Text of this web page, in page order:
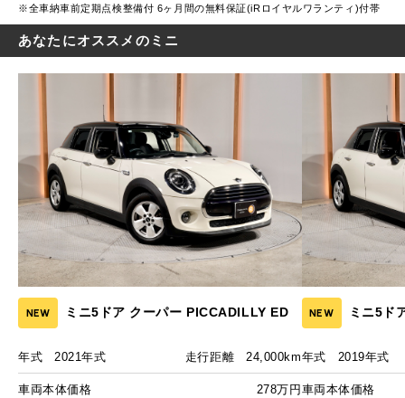
※全車納車前定期点検整備付 6ヶ月間の無料保証(iRロイヤルワランティ)付帯
あなたにオススメのミニ
NEW ミニ5ドア クーパー PICCADILLY ED
年式 2021年式 走行距離 24,000km
車両本体価格
278万円
NEW ミニ5ド
年式 2019年式
車両本体価格